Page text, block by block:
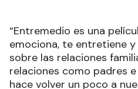
“Entremedio es una
emociona, te entretiene
sobre las relaciones
relaciones como padres
hace volver un poco a